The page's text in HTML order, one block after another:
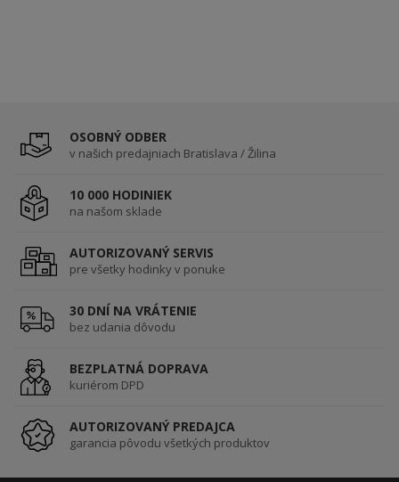
OSOBNÝ ODBER
v našich predajniach Bratislava / Žilina
10 000 HODINIEK
na našom sklade
AUTORIZOVANÝ SERVIS
pre všetky hodinky v ponuke
30 DNÍ NA VRÁTENIE
bez udania dôvodu
BEZPLATNÁ DOPRAVA
kuriérom DPD
AUTORIZOVANÝ PREDAJCA
garancia pôvodu všetkých produktov